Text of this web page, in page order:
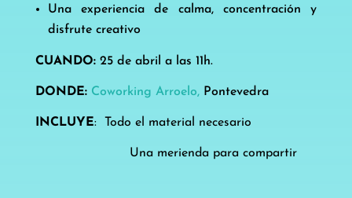
Una experiencia de calma, concentración y
disfrute creativo
CUANDO: 25 de abril a las 11h.
DONDE: Coworking Arroelo,Pontevedra
INCLUYE: Todo el material necesario
Una merienda para compartir